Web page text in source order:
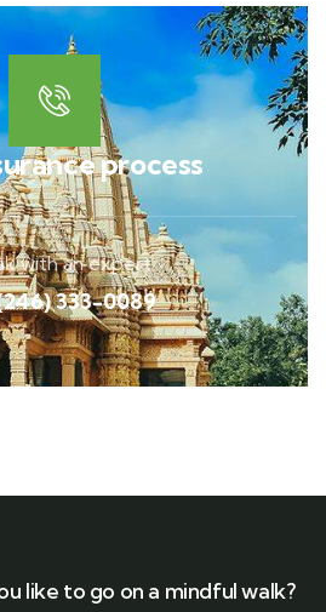
process
with an expert
333-0089
like to go on a mindful walk?